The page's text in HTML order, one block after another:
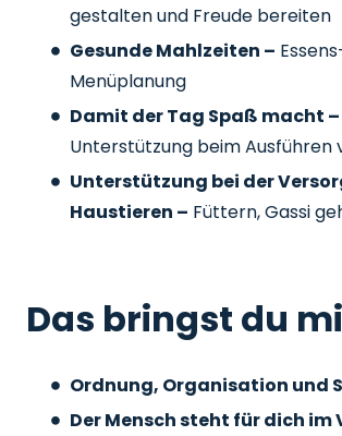
gestalten und Freude bereiten
Gesunde Mahlzeiten –
Menüplanung
Damit der Tag Spaß macht –
Unterstützung beim Ausführen
Unterstützung bei der
Haustieren – Füttern, Gassi
Das bringst du
Ordnung, Organisation und
Der Mensch steht für dich